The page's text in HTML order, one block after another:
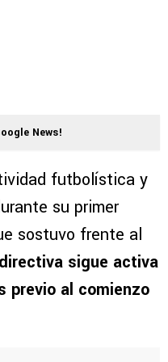
News!
futbolística y
su primer
sostuvo frente al
sigue activa
previo al comienzo